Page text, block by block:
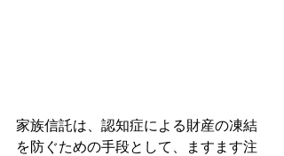
家族信託は、認知症による財産の凍結
を防ぐための手段として、ますます注